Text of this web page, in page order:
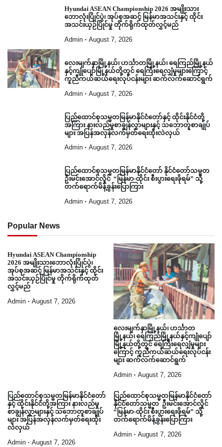
Hyundai ASEAN Championship 2026 အမျိုးသား
ဘောလုံးပြိုင်ပွဲ၊ အုပ်စုအဆင့် မြန်မာအသင်းနှင့် ထိုင်း
အသင်းယှဉ်ပြိုင်မှု တိုက်ရိုက်ထုတ်လွှင့်မည်
Admin August 7, 2026
လေးမျက်နှာမြို့နယ်၊ ဟင်္သာတမြို့နယ်၊ ရေကြည်မြို့နယ်
နှင့်ကျုံပျော်မြို့နယ်တို့တွင် ရေကြီးရေလျှံမှုများကြောင့်
ကူညီကယ်ဆယ်ရေးလုပ်ငန်းများ ဆက်လက်ဆောင်ရွက်
Admin August 7, 2026
ပြည်ထောင်စုသမ္မတမြန်မာနိုင်ငံတော်နှင့် ထိုင်းနိုင်ငံတို့
အကြား နားလည်မှုစာချွန်လွှာများနှင့် သဘောတူစာချုပ်
များ အပြန်အလှန်လက်မှတ်ရေးထိုးလဲလှယ်
Admin August 7, 2026
ပြည်ထောင်စုသမ္မတမြန်မာနိုင်ငံတော် နိုင်ငံတော်သမ္မတ
ဦးမင်းအောင်လှိုင် “မြန်မာ-ထိုင်း စီးပွားရေးဖိုရမ်” သို့
တက်ရောက်မိန့်ခွန်းပြောကြား
Admin August 7, 2026
Popular News
Hyundai ASEAN Championship
2026 အမျိုးသားဘောလုံးပြိုင်ပွဲ၊
အုပ်စုအဆင့် မြန်မာအသင်းနှင့် ထိုင်း
အသင်းယှဉ်ပြိုင်မှု တိုက်ရိုက်ထုတ်
လွှင့်မည်
Admin August 7, 2026
လေးမျက်နှာမြို့နယ်၊ ဟင်္သာတ
မြို့နယ်၊ ရေကြည်မြို့နယ်နှင့်ကျုံပျော်
မြို့နယ်တို့တွင် ရေကြီးရေလျှံမှုများ
ကြောင့် ကူညီကယ်ဆယ်ရေးလုပ်ငန်း
များ ဆက်လက်ဆောင်ရွက်
Admin August 7, 2026
ပြည်ထောင်စုသမ္မတမြန်မာနိုင်ငံတော်
နှင့် ထိုင်းနိုင်ငံတို့အကြား နားလည်မှု
စာချွန်လွှာများနှင့် သဘောတူစာချုပ်
များ အပြန်အလှန်လက်မှတ်ရေးထိုး
လဲလှယ်
Admin August 7, 2026
ပြည်ထောင်စုသမ္မတမြန်မာနိုင်ငံတော်
နိုင်ငံတော်သမ္မတ ဦးမင်းအောင်လှိုင်
“မြန်မာ-ထိုင်း စီးပွားရေးဖိုရမ်” သို့
တက်ရောက်မိန့်ခွန်းပြောကြား
Admin August 7, 2026